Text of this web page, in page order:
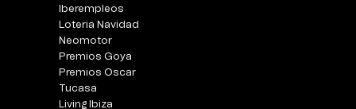
Iberempleos
Loteria Navidad
Neomotor
Premios Goya
Premios Oscar
Tucasa
Living Ibiza